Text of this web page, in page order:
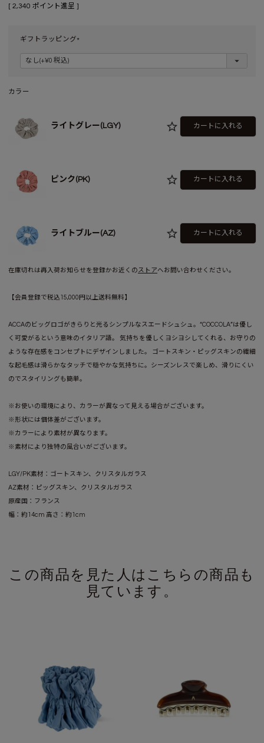
[ 2,340 ポイント進呈 ]
ギフトラッピング
(
カラー
ライトグレー(LGY) カートに入れる
ピンク(PK) カートに入れる
ライトブルー(AZ) カートに入れる
在庫切れは再入荷お知らせを登録かお近くのストアへお問い合わせください。
【会員登録で税込15,000円以上送料無料】
ACCAのビッグロゴがきらりと光るシンプルなスエードシュシュ。“COCCOLA”は優し
く可愛がるという意味のイタリア語。 気持ちを優しくヨシヨシしてくれる、お守りの
ような存在感をコンセプトにデザインしました。 ゴートスキン・ピッグスキンの繊細
な起毛感は滑らかなタッチで穏やかな気持ちに。シーズンレスで楽しめ、滑りにくい
のでスタイリングも簡単。
※お使いの環境により、カラーが異なって見える場合がございます。
※形状には個体差がございます。
※カラーにより素材が異なります。
※素材により独特の風合いがございます。
LGY/PK素材：ゴートスキン、クリスタルガラス
AZ素材：ピッグスキン、クリスタルガラス
原産国：フランス
幅：約14cm 高さ：約1cm
この商品を見た人はこちらの商品も
見ています。